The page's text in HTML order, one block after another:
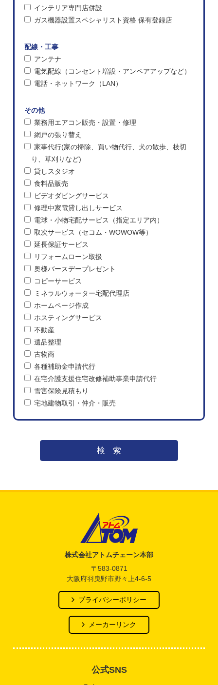
インテリア専門店併設
ガス機器設置スペシャリスト資格 保有登録店
配線・工事
アンテナ
電気配線（コンセント増設・アンペアアップなど）
電話・ネットワーク（LAN）
その他
業務用エアコン販売・設置・修理
網戸の張り替え
家事代行(家の掃除、買い物代行、犬の散歩、枝切
り、草刈りなど)
貸しスタジオ
食料品販売
ビデオダビングサービス
修理中家電貸し出しサービス
電球・小物宅配サービス（指定エリア内）
取次サービス（セコム・WOWOW等）
延長保証サービス
リフォームローン取扱
奥様バースデープレゼント
コピーサービス
ミネラルウォーター宅配代理店
ホームページ作成
ホスティングサービス
不動産
遺品整理
古物商
各種補助金申請代行
在宅介護支援住宅改修補助事業申請代行
雪害保険見積もり
宅地建物取引・仲介・販売
検索
株式会社アトムチェーン本部
〒583-0871
大阪府羽曳野市野々上4-6-5
プライバシーポリシー
メーカーリンク
公式SNS